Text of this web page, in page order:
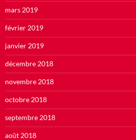
mars 2019
février 2019
janvier 2019
décembre 2018
novembre 2018
octobre 2018
septembre 2018
août 2018